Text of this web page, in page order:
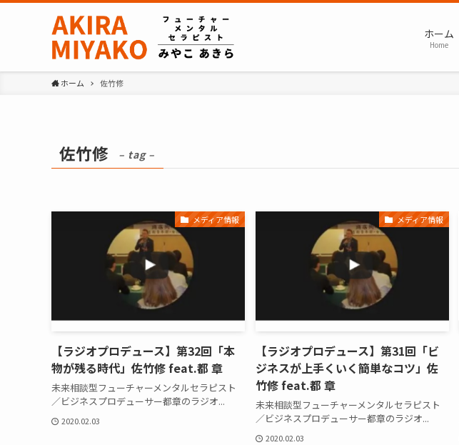
ホーム
Home
ホーム 佐竹修
佐竹修 – tag –
メディア情報
【ラジオプロデュース】第32回「本
物が残る時代」佐竹修 feat.都 章
未来相談型フューチャーメンタルセラピスト
／ビジネスプロデューサー都章のラジオ...
2020.02.03
メディア情報
【ラジオプロデュース】第31回「ビ
ジネスが上手くいく簡単なコツ」佐
竹修 feat.都 章
未来相談型フューチャーメンタルセラピスト
／ビジネスプロデューサー都章のラジオ...
2020.02.03